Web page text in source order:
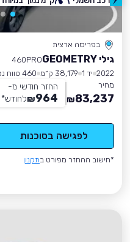
בפריסה ארצית
גילי GEOMETRY
460PRO
2022 יד 1 38,179 ק״מ
460 טווח נסיעה
מחיר
83,237
₪
החזר חודשי מ-
964
₪לחודש*
לפגישה בסוכנות
*חישוב ההחזר מפורט בתקנון